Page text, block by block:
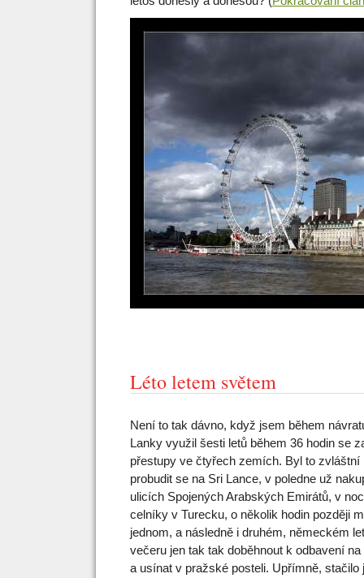
Léto letem světem
Není to tak dávno, když jsem během
Lanky využil šesti letů během 36 hodin se
přestupy ve čtyřech zemích. Byl to zvláštní
probudit se na Sri Lance, v poledne už
ulicích Spojených Arabských Emirátů, v
celníky v Turecku, o několik hodin později
jednom, a následně i druhém, německém
večeru jen tak tak doběhnout k odbavení na
a usínat v pražské posteli. Upřímně, stačilo